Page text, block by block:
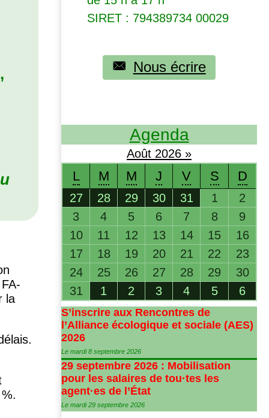
FA-
la
%.
SIRET : 794389734 00029
Nous écrire
Agenda
Août 2026 »
L M M J V S D
27 28 29 30 31 1
2
3
4 5 6 7 8
9
10
11 12 13 14 15
16
17
18 19 20 21 22
23
24
25 26 27 28 29
30
31
1 2 3 4 5 6
S’inscrire aux Rencontres de
l’Alliance écologique et sociale (AES)
2026
Le mardi 8 septembre 2026
29 septembre 2026 : Mobilisation
pour les salaires de tou·tes les
agent·es de l’État
Le mardi 29 septembre 2026